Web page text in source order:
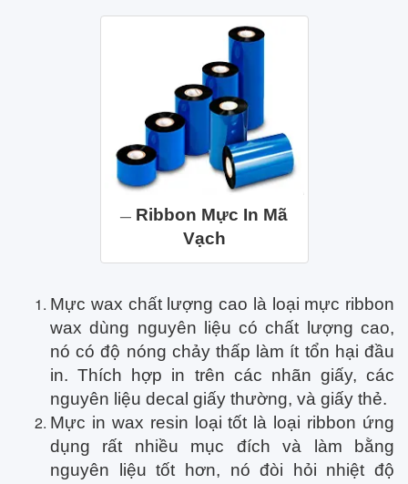
Ribbon Mực In Mã
Vạch
Mực wax chất lượng cao là loại mực ribbon
wax dùng nguyên liệu có chất lượng cao,
nó có độ nóng chảy thấp làm ít tổn hại đầu
in. Thích hợp in trên các nhãn giấy, các
nguyên liệu decal giấy thường, và giấy thẻ.
Mực in wax resin loại tốt là loại ribbon ứng
dụng rất nhiều mục đích và làm bằng
nguyên liệu tốt hơn, nó đòi hỏi nhiệt độ